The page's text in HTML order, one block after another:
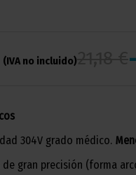
(IVA no incluido)
304V grado médico.
gran precisión (forma